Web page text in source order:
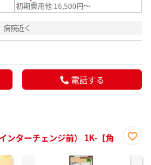
初期費用他 16,500円～
病院近く
電話する
ンターチェンジ前） 1K-【角
に入